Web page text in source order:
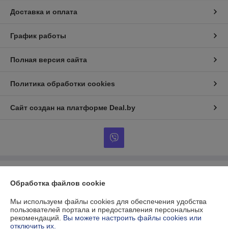
Доставка и оплата
График работы
Полная версия сайта
Политика обработки cookies
Сайт создан на платформе Deal.by
«Энерго Пневматик»
220026, г. Минск, ул. Жилуновича, 9
Регистрационный номер ЕГР: 193263779
Обработка файлов cookie
Мы используем файлы cookies для обеспечения удобства
пользователей портала и предоставления персональных
рекомендаций. Вы можете настроить файлы cookies или
отключить их.